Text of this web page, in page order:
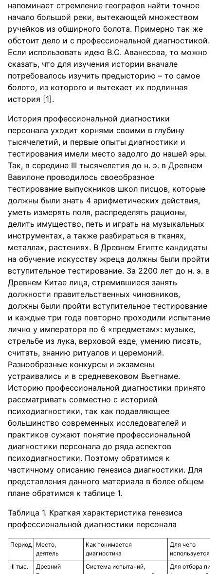
напоминает стремление географов найти точное
начало большой реки, вытекающей множеством
ручейков из обширного болота. Примерно так же
обстоит дело и с профессиональной диагностикой.
Если использовать идею В.С. Аванесова, то можно
сказать, что для изучения истории вначале
потребовалось изучить предысторию – то самое
болото, из которого и вытекает их подлинная
история [1].
История профессиональной диагностики
персонала уходит корнями своими в глубину
тысячелетий, и первые опыты диагностики и
тестирования имели место задолго до нашей эры.
Так, в середине III тысячелетия до н. э. в Древнем
Вавилоне проводилось своеобразное
тестирование выпускников школ писцов, которые
должны были знать 4 арифметических действия,
уметь измерять поля, распределять рационы,
делить имущество, петь и играть на музыкальных
инструментах, а также разбираться в тканях,
металлах, растениях. В Древнем Египте кандидаты
на обучение искусству жреца должны были пройти
вступительное тестирование. За 2200 лет до н. э. в
Древнем Китае лица, стремившиеся занять
должности правительственных чиновников,
должны были пройти вступительное тестирование
и каждые три года повторно проходили испытание
лично у императора по 6 «предметам»: музыке,
стрельбе из лука, верховой езде, умению писать,
считать, знанию ритуалов и церемоний.
Разнообразные конкурсы и экзамены
устраивались и в средневековом Вьетнаме.
Историю профессиональной диагностики принято
рассматривать совместно с историей
психодиагностики, так как подавляющее
большинство современных исследователей и
практиков сужают понятие профессиональной
диагностики персонала до ряда аспектов
психодиагностики. Поэтому обратимся к
частичному описанию генезиса диагностики. Для
представления данного материала в более общем
плане обратимся к таблице 1.
Таблица 1. Краткая характеристика генезиса
профессиональной диагностики персонала
Период
Место,
деятель
Как понимается
диагностика
Для чего
используется
III тыс.
Древний
Система испытаний,
Для отбора